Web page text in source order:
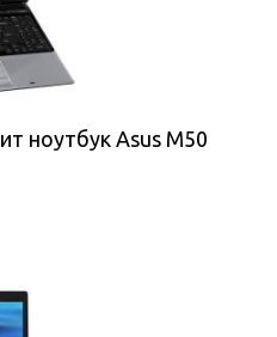
ноутбук Asus M50